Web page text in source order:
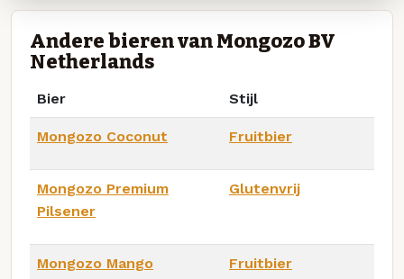
Andere bieren van Mongozo BV
Netherlands
Bier Stijl
Mongozo Coconut Fruitbier
Mongozo Premium
Pilsener
Glutenvrij
Mongozo Mango Fruitbier